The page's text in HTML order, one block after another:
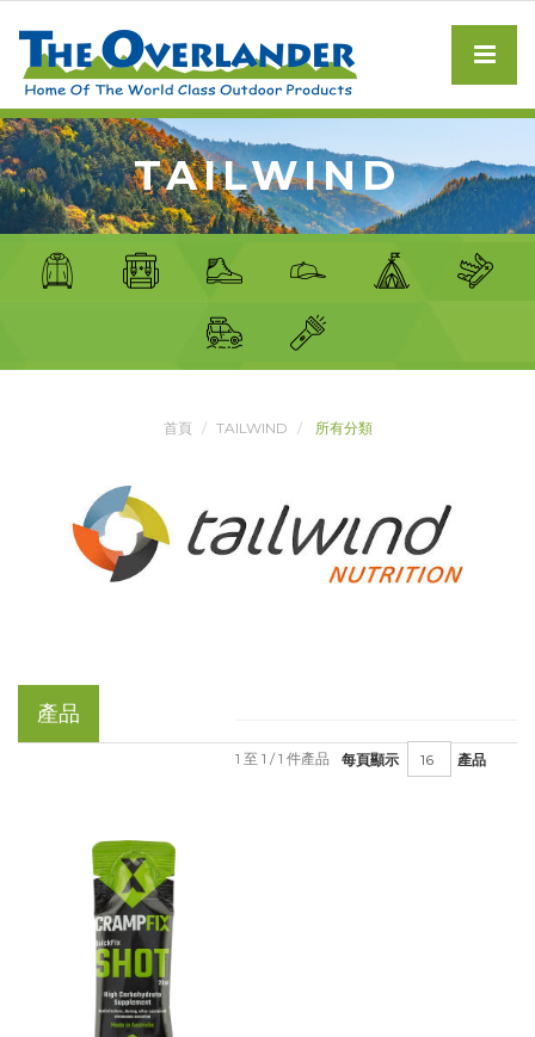
TAILWIND
首頁 TAILWIND 所有分類
產品
每頁顯示 產品
1 至 1 / 1 件產品